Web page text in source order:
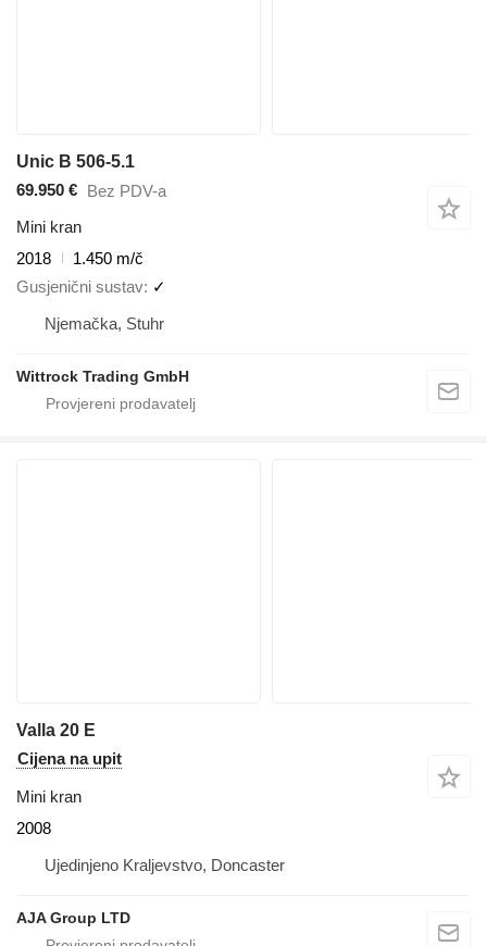
Unic B 506-5.1
69.950 €
Bez PDV-a
Mini kran
2018
1.450 m/č
Gusjenični sustav ✓
Njemačka, Stuhr
Wittrock Trading GmbH
Valla 20 E
Cijena na upit
Mini kran
2008
Ujedinjeno Kraljevstvo, Doncaster
AJA Group LTD